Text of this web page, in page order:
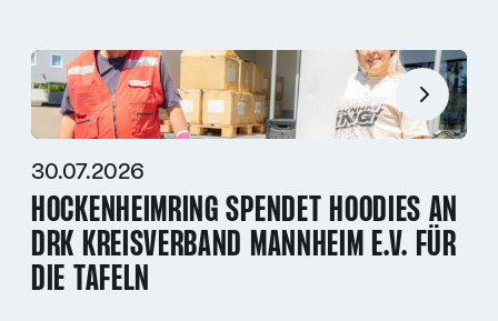
30.07.2026
HOCKENHEIMRING SPENDET HOODIES AN
DRK KREISVERBAND MANNHEIM E.V. FÜR
DIE TAFELN